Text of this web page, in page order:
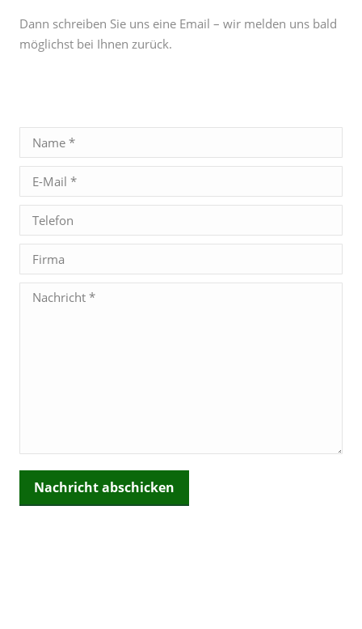
Dann schreiben Sie uns eine Email – wir melden uns bald
möglichst bei Ihnen zurück.
Name *
E-Mail *
Telefon
Firma
Nachricht *
Nachricht abschicken